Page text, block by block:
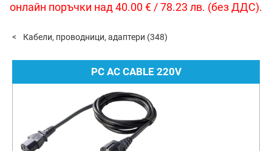
онлайн поръчки над 40.00 € / 78.23 лв. (без ДДС).
Кабели, проводници, адаптери (348)
PC AC CABLE 220V